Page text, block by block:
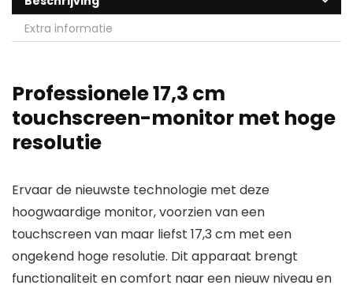
Extra informatie
Professionele 17,3 cm
touchscreen-monitor met hoge
resolutie
Ervaar de nieuwste technologie met deze
hoogwaardige monitor, voorzien van een
touchscreen van maar liefst 17,3 cm met een
ongekend hoge resolutie. Dit apparaat brengt
functionaliteit en comfort naar een nieuw niveau en